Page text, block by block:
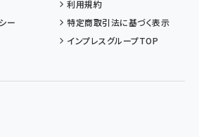
利用規約
ー
特定商取引法に基づく表示
インプレスグループTOP